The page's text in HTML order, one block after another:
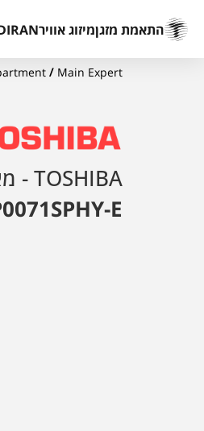
התאמת מזגןמיזוג אוויר
Main Expert
/
TOSHIBA - מאיידים נסתרים
E